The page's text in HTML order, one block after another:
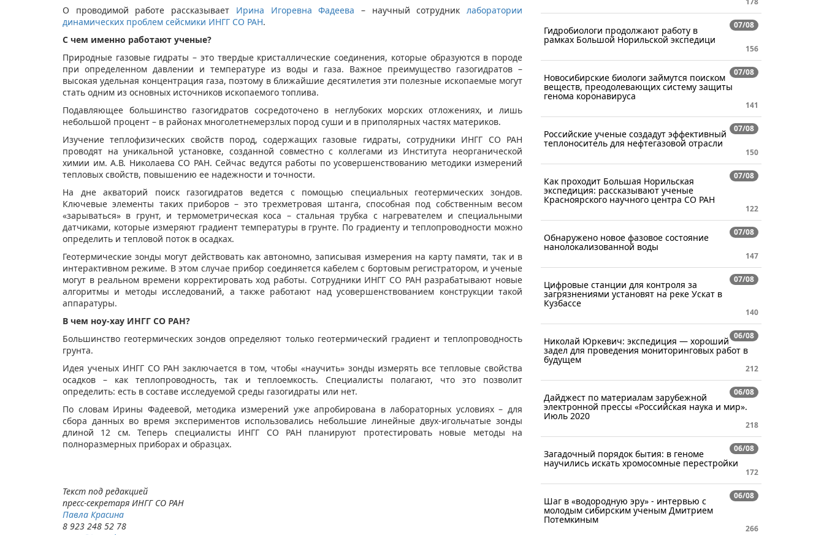
О проводимой работе рассказывает Ирина Игоревна Фадеева – научный сотрудниклаборатории
динамических проблем сейсмики ИНГГ СО РАН.
С чем именно работают ученые?
Природные газовые гидраты – это твердые кристаллические соединения, которые образуются в породе
при определенном давлении и температуре из воды и газа. Важное преимущество газогидратов –
высокая удельная концентрация газа, поэтому в ближайшие десятилетия эти полезные ископаемые могут
стать одним из основных источников ископаемого топлива.
Подавляющее большинство газогидратов сосредоточено в неглубоких морских отложениях, и лишь
небольшой процент – в районах многолетнемерзлых пород суши и в приполярных частях материков.
Изучение теплофизических свойств пород, содержащих газовые гидраты, сотрудники ИНГГ СО РАН
проводят на уникальной установке, созданной совместно с коллегами из Института неорганической
химии им. А.В. Николаева СО РАН. Сейчас ведутся работы по усовершенствованию методики измерений
тепловых свойств, повышению ее надежности и точности.
На дне акваторий поиск газогидратов ведется с помощью специальных геотермических зондов.
Ключевые элементы таких приборов – это трехметровая штанга, способная под собственным весом
«зарываться» в грунт, и термометрическая коса – стальная трубка с нагревателем и специальными
датчиками, которые измеряют градиент температуры в грунте. По градиенту и теплопроводности можно
определить и тепловой поток в осадках.
Геотермические зонды могут действовать как автономно, записывая измерения на карту памяти, так и в
интерактивном режиме. В этом случае прибор соединяется кабелем с бортовым регистратором, и ученые
могут в реальном времени корректировать ход работы. Сотрудники ИНГГ СО РАН разрабатывают новые
алгоритмы и методы исследований, а также работают над усовершенствованием конструкции такой
аппаратуры.
В чем ноу-хау ИНГГ СО РАН?
Большинство геотермических зондов определяют только геотермический градиент и теплопроводность
грунта.
Идея ученых ИНГГ СО РАН заключается в том, чтобы «научить» зонды измерять все тепловые свойства
осадков – как теплопроводность, так и теплоемкость. Специалисты полагают, что это позволит
определить: есть в составе исследуемой среды газогидраты или нет.
По словам Ирины Фадеевой, методика измерений уже апробирована в лабораторных условиях – для
сбора данных во время экспериментов использовались небольшие линейные двух-игольчатые зонды
длиной 12 см. Теперь специалисты ИНГГ СО РАН планируют протестировать новые методы на
полноразмерных приборах и образцах.
Текст под редакцией
пресс-секретаря ИНГГ СО РАН
Павла Красина​
8 923 248 52 78
07/08
Гидробиологи продолжают работу в
рамках Большой Норильской экспедици
156
07/08
Новосибирские биологи займутся поиском
веществ, преодолевающих систему защиты
генома коронавируса
141
07/08
Российские ученые создадут эффективный
теплоноситель для нефтегазовой отрасли
150
07/08
Как проходит Большая Норильская
экспедиция: рассказывают ученые
Красноярского научного центра СО РАН
122
07/08
Обнаружено новое фазовое состояние
нанолокализованной воды
147
07/08
Цифровые станции для контроля за
загрязнениями установят на реке Ускат в
Кузбассе
140
06/08
Николай Юркевич: экспедиция — хороший
задел для проведения мониторинговых работ в
будущем
212
06/08
Дайджест по материалам зарубежной
электронной прессы «Российская наука и мир».
Июль 2020
218
06/08
Загадочный порядок бытия: в геноме
научились искать хромосомные перестройки
172
06/08
Шаг в «водородную эру» - интервью с
молодым сибирским ученым Дмитрием
Потемкиным
266